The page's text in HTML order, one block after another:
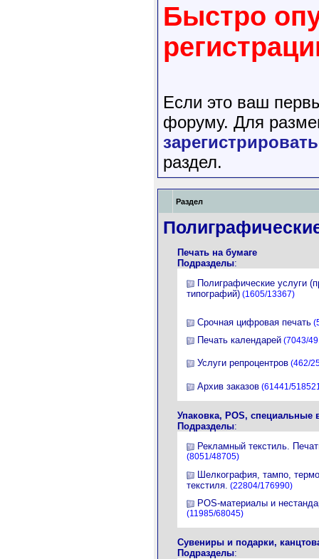
Быстро
Если это ваш
форуму. Для
раздел.
Раздел
Печать на бумаге
Подразделы:
Полиграфические услуги
типографий) (1605/13367)
Срочная цифровая печать
Печать календарей (7043/
Услуги репроцентров (462/
Архив заказов (61441/
Упаковка, POS, специальные
Подразделы:
Рекламный текстиль.
(8051/48705)
Шелкография, тампо,
текстиля. (22804/176990)
POS-материалы и
(11985/68045)
Сувениры и подарки,
Подразделы: